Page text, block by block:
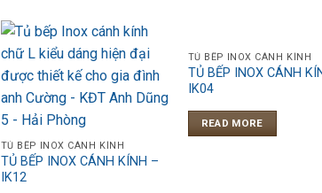
TỦ BẾP INOX CÁNH KÍNH
TỦ BẾP INOX CÁNH KÍNH –
IK12
TỦ BẾP INOX CÁNH KÍNH
TỦ BẾP INOX CÁNH
IK04
READ MORE